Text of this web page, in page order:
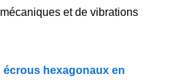
et de vibrations
hexagonaux en